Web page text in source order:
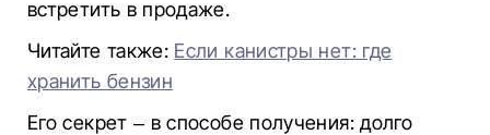
встретить в продаже.
Читайте также: Если канистры нет: где
хранить бензин
Его секрет – в способе получения: долго